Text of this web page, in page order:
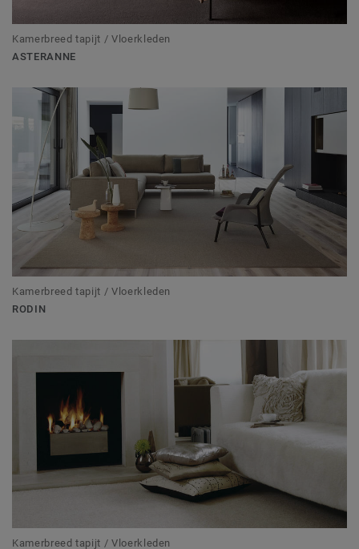
Kamerbreed tapijt / Vloerkleden
ASTERANNE
Kamerbreed tapijt / Vloerkleden
RODIN
Kamerbreed tapijt / Vloerkleden